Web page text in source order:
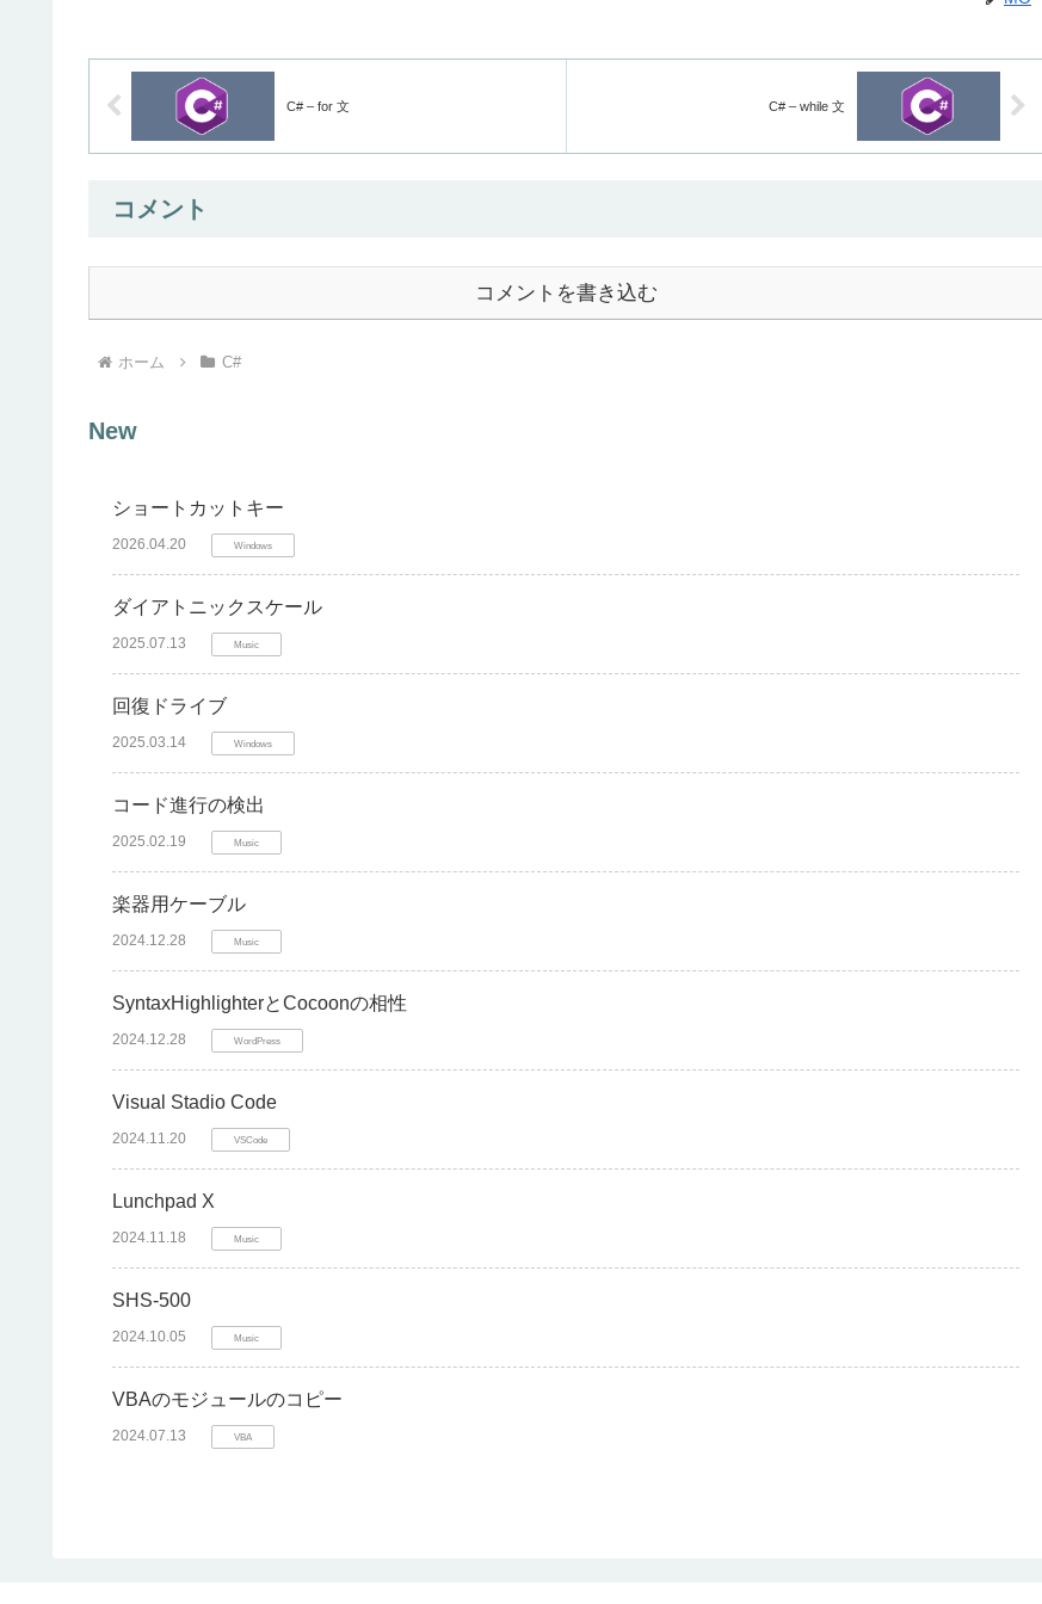
C# – for 文 C# – while 文
コメント
コメントを書き込む
ホーム C#
New
ショートカットキー
2026.04.20 Windows
ダイアトニックスケール
2025.07.13 Music
回復ドライブ
2025.03.14 Windows
コード進行の検出
2025.02.19 Music
楽器用ケーブル
2024.12.28 Music
SyntaxHighlighterとCocoonの相性
2024.12.28 WordPress
Visual Stadio Code
2024.11.20 VSCode
Lunchpad X
2024.11.18 Music
SHS-500
2024.10.05 Music
VBAのモジュールのコピー
2024.07.13 VBA